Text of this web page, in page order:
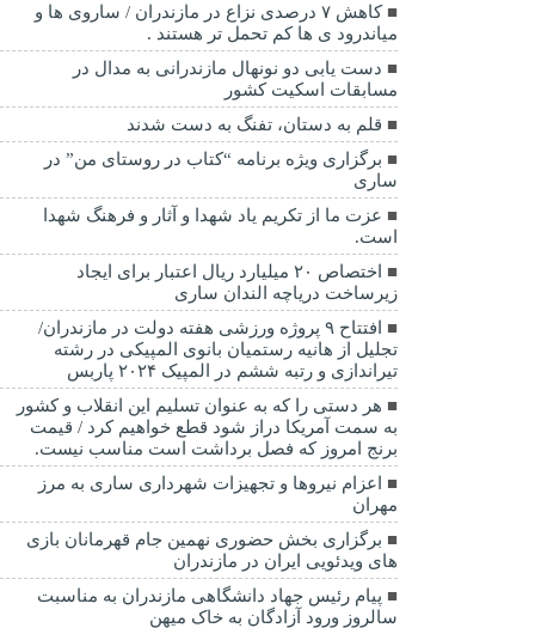
کاهش ۷ درصدی نزاع در مازندران / ساروی ها و
میاندرود ی ها کم تحمل تر هستند‌ .
دست یابی دو نونهال مازندرانی به مدال در
مسابقات اسکیت کشور
قلم به دستان، تفنگ به دست شدند
برگزاری ویژه برنامه “کتاب در روستای من” در
ساری
عزت ما از تکریم یاد شهدا و آثار و فرهنگ شهدا
است.
اختصاص ۲۰ میلیارد ریال اعتبار برای ایجاد
زیرساخت دریاچه الندان ساری
افتتاح ۹ پروژه ورزشی هفته دولت در مازندران/
تجلیل از هانیه رستمیان بانوی المپیکی در رشته
تیراندازی و رتبه ششم در المپیک ۲۰۲۴ پاربس
هر دستی را که به عنوان تسلیم این انقلاب و کشور
به سمت آمريکا دراز شود قطع خواهیم کرد / قیمت
برنج امروز که فصل برداشت است مناسب نیست.
اعزام نیروها و تجهیزات شهرداری ساری به مرز
مهران
برگزاری بخش حضوری نهمین جام قهرمانان بازی
های ویدئویی ایران در مازندران
پیام رئیس جهاد دانشگاهی مازندران به مناسبت
سالروز ورود آزادگان به خاک میهن